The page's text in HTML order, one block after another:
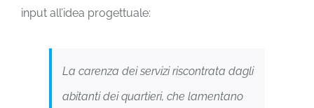
input all’idea progettuale:
La carenza dei servizi riscontrata dagli
abitanti dei quartieri, che lamentano